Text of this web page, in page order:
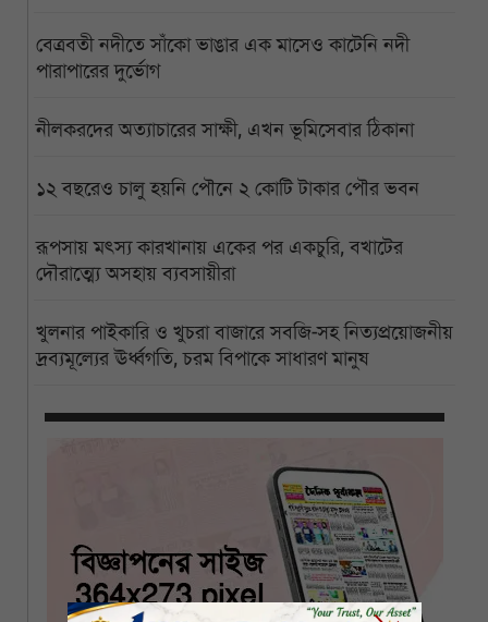
বেত্রবতী নদীতে সাঁকো ভাঙার এক মাসেও কাটেনি নদী
পারাপারের দুর্ভোগ
নীলকরদের অত্যাচারের সাক্ষী, এখন ভূমিসেবার ঠিকানা
১২ বছরেও চালু হয়নি পৌনে ২ কোটি টাকার পৌর ভবন
রূপসায় মৎস্য কারখানায় একের পর একচুরি, বখাটের
দৌরাত্ম্যে অসহায় ব্যবসায়ীরা
খুলনার পাইকারি ও খুচরা বাজারে সবজি-সহ নিত্যপ্রয়োজনীয়
দ্রব্যমূল্যের ঊর্ধ্বগতি, চরম বিপাকে সাধারণ মানুষ